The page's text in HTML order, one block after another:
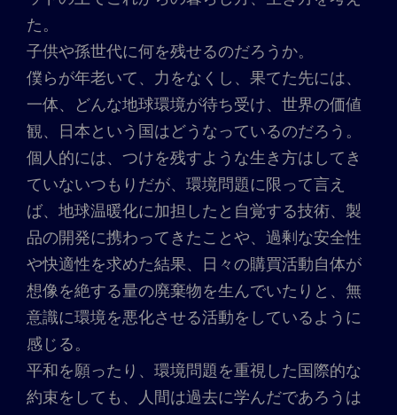
た。
子供や孫世代に何を残せるのだろうか。
僕らが年老いて、力をなくし、果てた先には、
一体、どんな地球環境が待ち受け、世界の価値
観、日本という国はどうなっているのだろう。
個人的には、つけを残すような生き方はしてき
ていないつもりだが、環境問題に限って言え
ば、地球温暖化に加担したと自覚する技術、製
品の開発に携わってきたことや、過剰な安全性
や快適性を求めた結果、日々の購買活動自体が
想像を絶する量の廃棄物を生んでいたりと、無
意識に環境を悪化させる活動をしているように
感じる。
平和を願ったり、環境問題を重視した国際的な
約束をしても、人間は過去に学んだであろうは